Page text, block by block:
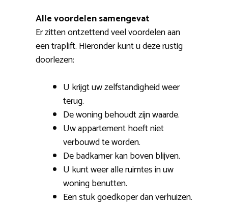
Alle voordelen samengevat
Er zitten ontzettend veel voordelen aan
een traplift. Hieronder kunt u deze rustig
doorlezen:
U krijgt uw zelfstandigheid weer
terug.
De woning behoudt zijn waarde.
Uw appartement hoeft niet
verbouwd te worden.
De badkamer kan boven blijven.
U kunt weer alle ruimtes in uw
woning benutten.
Een stuk goedkoper dan verhuizen.